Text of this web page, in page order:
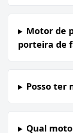
Motor de
porteira de
Posso ter
Qual